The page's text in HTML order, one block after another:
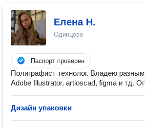
Елена Н.
Одинцово
Паспорт проверен
Полиграфист технолог. Владею
Adobe Illustrator, artioscad, figma и тд.
Дизайн упаковки